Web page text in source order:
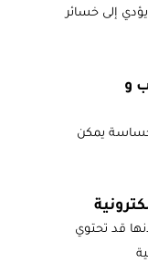
إلى خسائر
و
حساسة يمكن
قد تحتوي